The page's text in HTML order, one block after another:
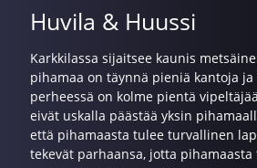
Huvila & Huussi
Karkkilassa sijaitsee kaunis
pihamaa on täynnä pieniä kantoja
perheessä on kolme pientä
eivät uskalla päästää yksin
että pihamaasta tulee turvallinen
tekevät parhaansa, jotta pihamaasta